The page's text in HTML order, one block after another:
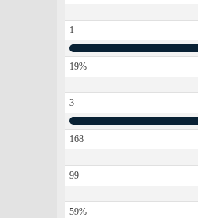
1
19%
3
168
99
59%